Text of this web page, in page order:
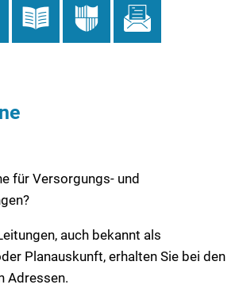
für Versorgungs- und
auch bekannt als
Planauskunft, erhalten Sie bei den
Adressen.